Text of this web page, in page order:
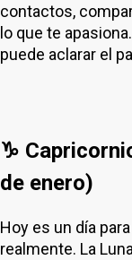
contactos,
lo que te
puede aclarar el
♑
de enero)
Hoy es un día
realmente. La